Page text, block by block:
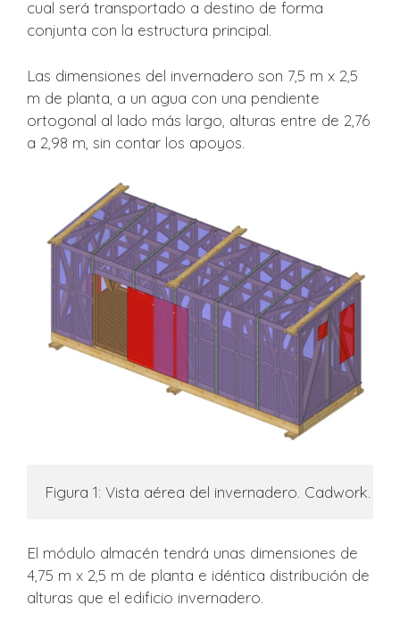
cual será transportado a destino de forma
conjunta con la estructura principal.
Las dimensiones del invernadero son 7,5 m x 2,5
m de planta, a un agua con una pendiente
ortogonal al lado más largo, alturas entre de 2,76
a 2,98 m, sin contar los apoyos.
Figura 1: Vista aérea del invernadero. Cadwork.
El módulo almacén tendrá unas dimensiones de
4,75 m x 2,5 m de planta e idéntica distribución de
alturas que el edificio invernadero.